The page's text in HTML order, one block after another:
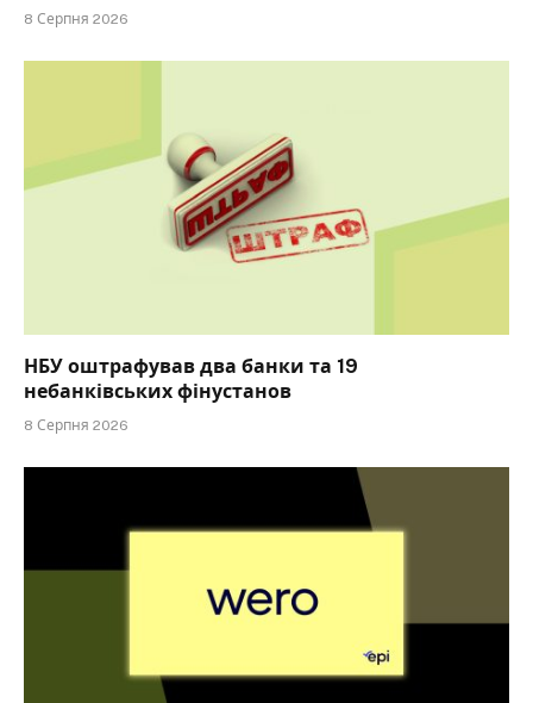
8 Серпня 2026
НБУ оштрафував два банки та 19
небанківських фінустанов
8 Серпня 2026